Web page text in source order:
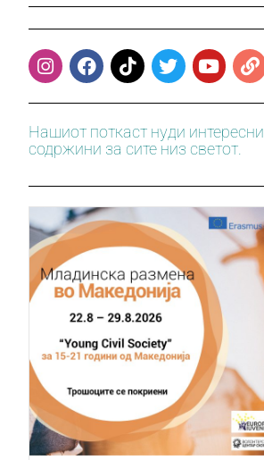
Нашиот поткаст нуди интересни
содржини за сите низ светот.